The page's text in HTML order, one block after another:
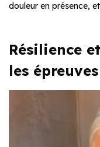
douleur en présence,
Résilience
les épreuves